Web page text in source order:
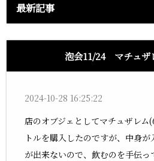
最新記事
泡会11/24 マチュザ
2024-10-28 16:25:22
店のオブジェとしてマチュザレム
トルを購入したのですが、中身
が出来ないので、飲むのを手伝っ